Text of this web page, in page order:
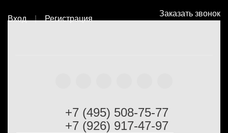
Вход | Регистрация
Заказать звонок
+7 (495) 508-75-77
+7 (926) 917-47-97